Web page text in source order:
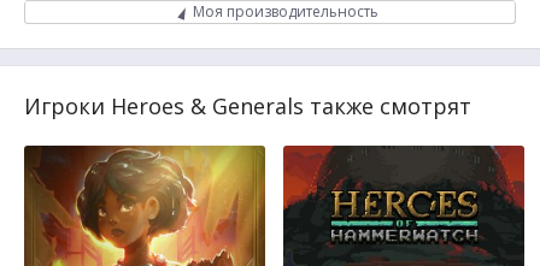
Моя производительность
Игроки Heroes & Generals также смотрят